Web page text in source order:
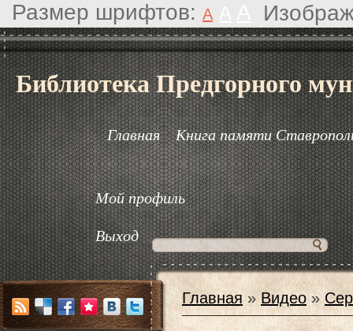
Размер шрифтов: A
Библиотека Предгорного
Главная Книга памяти
Мой профиль
Выход
Главная »Видео »